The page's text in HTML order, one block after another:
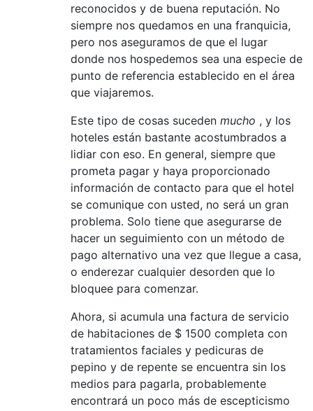
reconocidos y de buena reputación. No
siempre nos quedamos en una franquicia,
pero nos aseguramos de que el lugar
donde nos hospedemos sea una especie de
punto de referencia establecido en el área
que viajaremos.
Este tipo de cosas suceden mucho , y los
hoteles están bastante acostumbrados a
lidiar con eso. En general, siempre que
prometa pagar y haya proporcionado
información de contacto para que el hotel
se comunique con usted, no será un gran
problema. Solo tiene que asegurarse de
hacer un seguimiento con un método de
pago alternativo una vez que llegue a casa,
o enderezar cualquier desorden que lo
bloquee para comenzar.
Ahora, si acumula una factura de servicio
de habitaciones de $ 1500 completa con
tratamientos faciales y pedicuras de
pepino y de repente se encuentra sin los
medios para pagarla, probablemente
encontrará un poco más de escepticismo